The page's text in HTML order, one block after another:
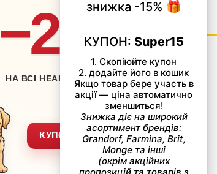
−20%
НА ВСІ НЕАКЦІЙНІ ТОВАРИ
КУПОН: LITO
Блог
Контакти
Звернення до директора